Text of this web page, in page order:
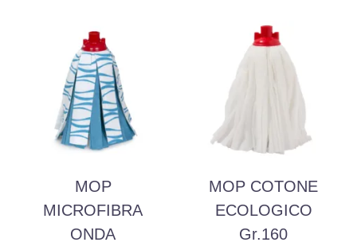
MOP
MICROFIBRA
ONDA
MOP COTONE
ECOLOGICO
Gr.160